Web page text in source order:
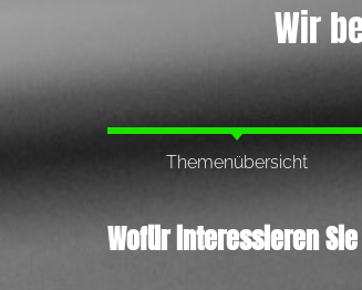
Wir
Themenübersicht
Wofür interessieren